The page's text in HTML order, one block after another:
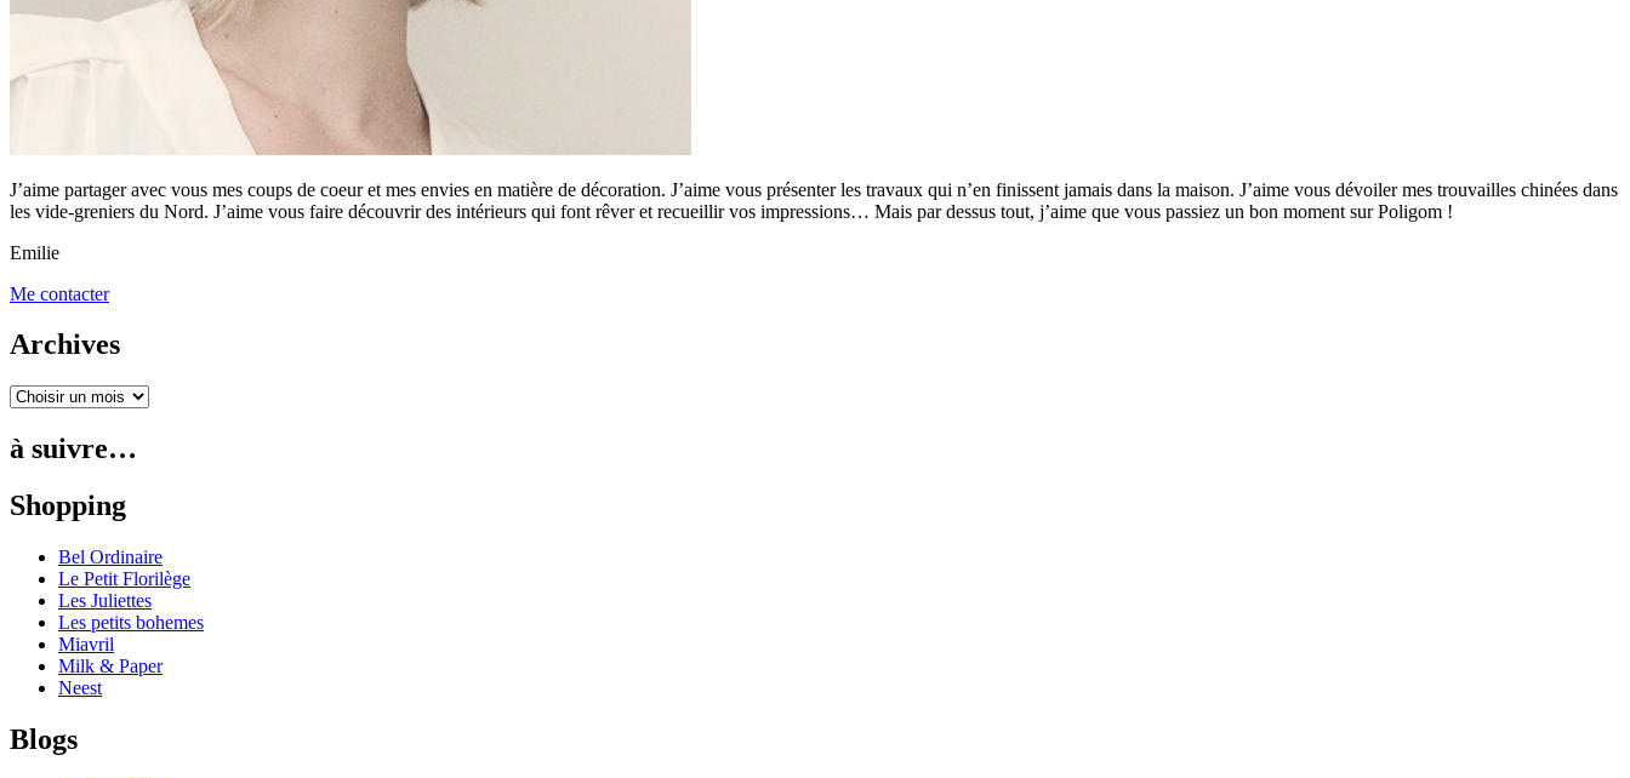
J’aime partager avec vous mes coups de coeur et mes envies en matière de décoration. J’aime vous présenter les travaux qui n’en finissent jamais dans la maison. J’aime vous dévoiler mes trouvailles chinées dans
les vide-greniers du Nord. J’aime vous faire découvrir des intérieurs qui font rêver et recueillir vos impressions… Mais par dessus tout, j’aime que vous passiez un bon moment sur Poligom !
Emilie
Me contacter
Archives
à suivre…
Shopping
Bel Ordinaire
Le Petit Florilège
Les Juliettes
Les petits bohemes
Miavril
Milk & Paper
Neest
Blogs